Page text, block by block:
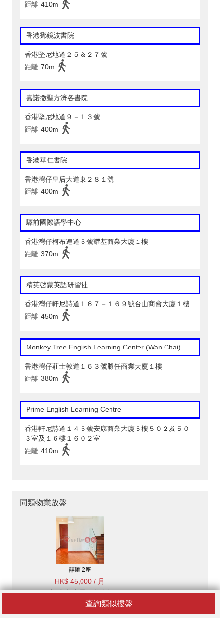
查詢類似樓盤
距離 410m
香港鄧鏡波書院
香港堅尼地道２５＆２７號
距離 70m
嘉諾撒聖方濟各書院
香港堅尼地道９－１３號
距離 400m
香港華仁書院
香港灣仔皇后大道東２８１號
距離 400m
驛前國際語學中心
香港灣仔柯布連道５號耀基商業大廈１樓
距離 370m
精英啓蒙英語研習社
香港灣仔軒尼詩道１６７－１６９號台山商會大廈１樓
距離 450m
Monkey Tree English Learning Center (Wan Chai)
香港灣仔莊士敦道１６３號勝任商業大廈１樓
距離 380m
Prime English Learning Centre
香港軒尼詩道１４５號安康商業大廈５樓５０２及５０
３室及１６樓１６０２室
距離 410m
同類物業放盤
囍匯 2座
HK$ 45,000 / 月
1房1廁,極高層,可養寵物,
露台《囍匯 2座出租單
位》